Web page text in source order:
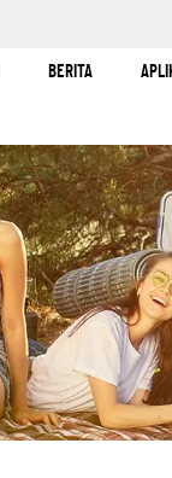
BERITA